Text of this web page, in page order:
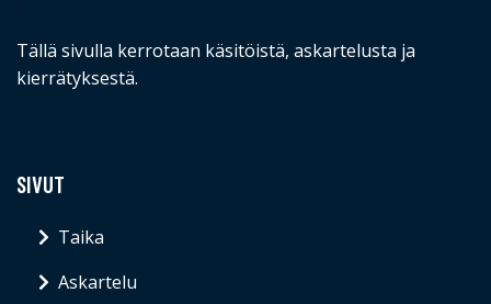
Tällä sivulla kerrotaan käsitöistä, askartelusta ja
kierrätyksestä.
SIVUT
Taika
Askartelu